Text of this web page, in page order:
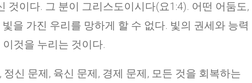
것이다. 그 분이 그리스도이시다(요1:4). 어떤 어둠도,
을 가진 우리를 망하게 할 수 없다. 빛의 권세와 능력
것을 누리는 것이다.
신 문제, 육신 문제, 경제 문제, 모든 것을 회복하는